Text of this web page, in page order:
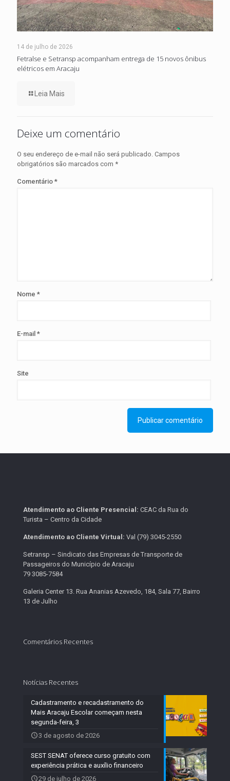
14 de julho de 2026
Fetralse e Setransp acompanham entrega de 15 novos ônibus
elétricos em Aracaju
Leia Mais
Deixe um comentário
O seu endereço de e-mail não será publicado. Campos
obrigatórios são marcados com *
Comentário *
Nome *
E-mail *
Site
Atendimento ao Cliente Presencial: CEAC da Rua do
Turista – Centro da Cidade
Atendimento ao Cliente Virtual: Val (79) 3045-2550
Setransp – Sindicato das Empresas de Transporte de
Passageiros do Município de Aracaju
79 3085-7584
Galeria Center 13. Rua Ananias Azevedo, 184, Sala 77, Bairro
13 de Julho
Comentários Recentes
Notícias Recentes
Cadastramento e recadastramento do
Mais Aracaju Escolar começam nesta
segunda-feira, 3
3 de agosto de 2026
SEST SENAT oferece curso gratuito com
experiência prática e auxílio financeiro
29 de julho de 2026